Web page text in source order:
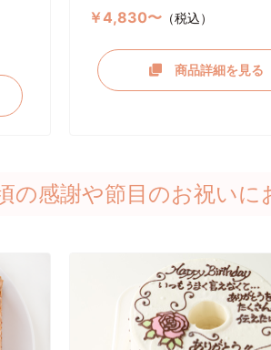
￥4,830〜 （税込）
商品詳細を見る
の感謝や節目のお祝いに